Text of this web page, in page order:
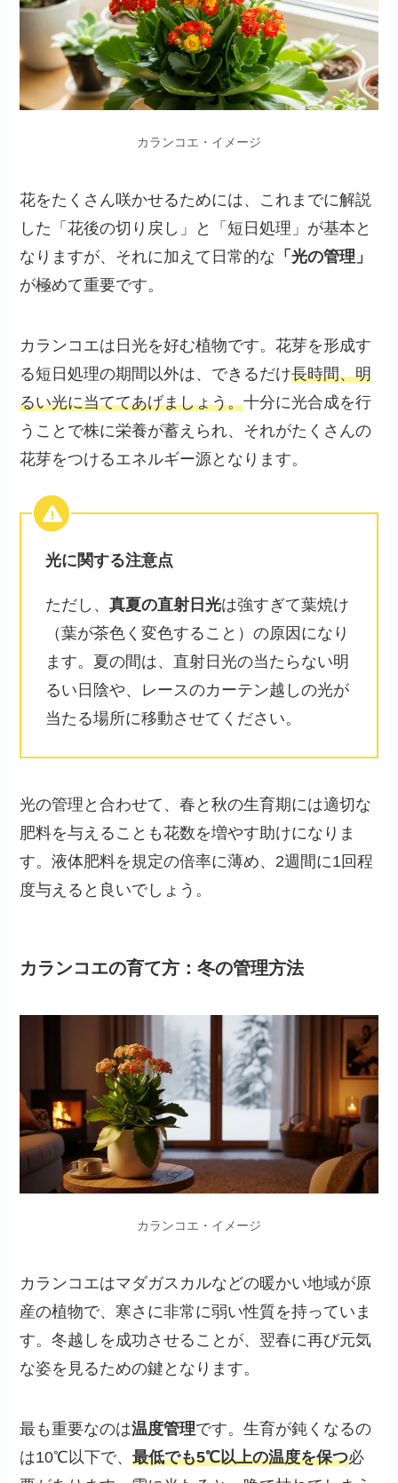
カランコエ・イメージ
花をたくさん咲かせるためには、これまでに解説
した「花後の切り戻し」と「短日処理」が基本と
なりますが、それに加えて日常的な 「光の管理」
が極めて重要です。
カランコエは日光を好む植物です。花芽を形成す
る短日処理の期間以外は、できるだけ長時間、明
るい光に当ててあげましょう。十分に光合成を行
うことで株に栄養が蓄えられ、それがたくさんの
花芽をつけるエネルギー源となります。
光に関する注意点
ただし、真夏の直射日光は強すぎて葉焼け
（葉が茶色く変色すること）の原因になり
ます。夏の間は、直射日光の当たらない明
るい日陰や、レースのカーテン越しの光が
当たる場所に移動させてください。
光の管理と合わせて、春と秋の生育期には適切な
肥料を与えることも花数を増やす助けになりま
す。液体肥料を規定の倍率に薄め、2週間に1回程
度与えると良いでしょう。
カランコエの育て方：冬の管理方法
カランコエ・イメージ
カランコエはマダガスカルなどの暖かい地域が原
産の植物で、寒さに非常に弱い性質を持っていま
す。冬越しを成功させることが、翌春に再び元気
な姿を見るための鍵となります。
最も重要なのは温度管理です。生育が鈍くなるの
は10℃以下で、最低でも5℃以上の温度を保つ必